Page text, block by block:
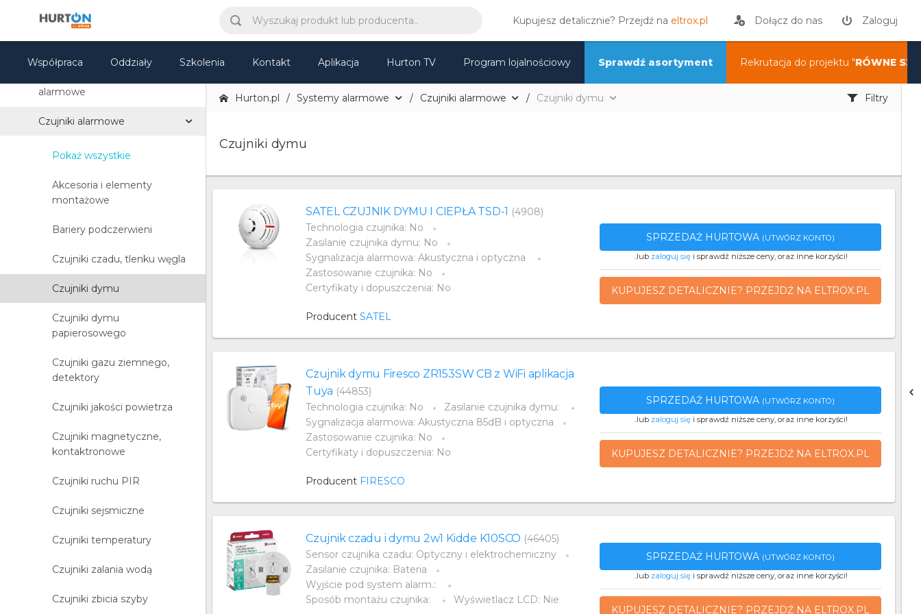
Kupujesz detalicznie? Przejdź na eltrox.pl Dołącz do nas Zaloguj
Współpraca Oddziały Szkolenia Kontakt Aplikacja Hurton TV Program lojalnościowy Sprawdź asortyment Rekrutacja do projektu "RÓWNE
Systemy alarmowe
alarmowe
Czujniki alarmowe
Pokaż wszystkie
Akcesoria i elementy
montażowe
Bariery podczerwieni
Czujniki czadu, tlenku węgla
Czujniki dymu
Czujniki dymu
papierosowego
Czujniki gazu ziemnego,
detektory
Czujniki jakości powietrza
Czujniki magnetyczne,
kontaktronowe
Czujniki ruchu PIR
Czujniki sejsmiczne
Czujniki temperatury
Czujniki zalania wodą
Czujniki zbicia szyby
Hurton.pl Systemy alarmowe Czujniki alarmowe Czujniki dymu Filtry
Czujniki dymu
SATEL CZUJNIK DYMU I CIEPŁA TSD-1 (4908)
Technologia czujnika: No
Zasilanie czujnika dymu: No
Sygnalizacja alarmowa: Akustyczna i optyczna
Zastosowanie czujnika: No
Certyfikaty i dopuszczenia: No
Producent SATEL
SPRZEDAŻ HURTOWA (UTWÓRZ KONTO)
..lub zaloguj sięi sprawdź niższe ceny, oraz inne korzyści!
KUPUJESZ DETALICZNIE? PRZEJDŹ NA ELTROX.PL
Czujnik dymu Firesco ZR153SW CB z WiFi aplikacja
Tuya (44853)
Technologia czujnika: No
Zasilanie czujnika dymu:
Sygnalizacja alarmowa: Akustyczna 85dB i optyczna
Zastosowanie czujnika: No
Certyfikaty i dopuszczenia: No
Producent FIRESCO
SPRZEDAŻ HURTOWA (UTWÓRZ KONTO)
..lub zaloguj sięi sprawdź niższe ceny, oraz inne korzyści!
KUPUJESZ DETALICZNIE? PRZEJDŹ NA ELTROX.PL
Czujnik czadu i dymu 2w1 Kidde K10SCO (46405)
Sensor czujnika czadu: Optyczny i elektrochemiczny
Zasilanie czujnika: Bateria
Wyjście pod system alarm.:
Sposób montażu czujnika:
Wyświetlacz LCD: Nie
SPRZEDAŻ HURTOWA (UTWÓRZ KONTO)
..lub zaloguj sięi sprawdź niższe ceny, oraz inne korzyści!
KUPUJESZ DETALICZNIE? PRZEJDŹ NA ELTROX.PL